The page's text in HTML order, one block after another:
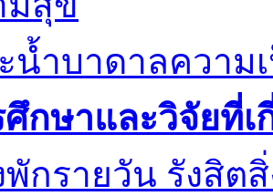
ะน้ำบาดาลควา
ศึกษาและวิจัยที่
พักรายวัน รังสิต